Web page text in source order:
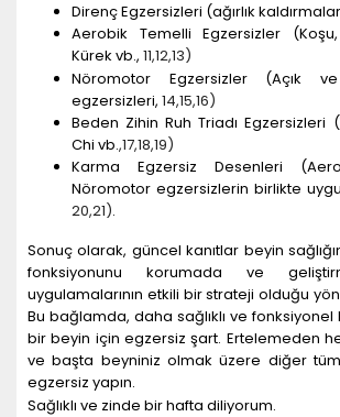
Direnç Egzersizleri (ağırlık
Aerobik Temelli Egzersizler
Kürek vb., 11,12,13)
Nöromotor Egzersizler (Açık
egzersizleri, 14,15,16)
Beden Zihin Ruh Triadı Egzersizleri
Chi vb.,17,18,19)
Karma Egzersiz Desenleri
Nöromotor egzersizlerin birlikte
20,21).
Sonuç olarak, güncel kanıtlar beyin
fonksiyonunu korumada ve
uygulamalarının etkili bir strateji olduğu
Bu bağlamda, daha sağlıklı ve
bir beyin için egzersiz şart. Ertelemeden
ve başta beyniniz olmak üzere diğer tüm
egzersiz yapın.
Sağlıklı ve zinde bir hafta diliyorum.